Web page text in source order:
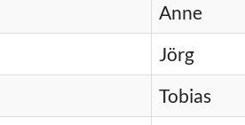
Anne
Jörg
Tobias